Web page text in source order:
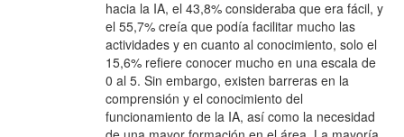
hacia la IA, el 43,8% consideraba que era fácil, y
el 55,7% creía que podía facilitar mucho las
actividades y en cuanto al conocimiento, solo el
15,6% refiere conocer mucho en una escala de
0 al 5. Sin embargo, existen barreras en la
comprensión y el conocimiento del
funcionamiento de la IA, así como la necesidad